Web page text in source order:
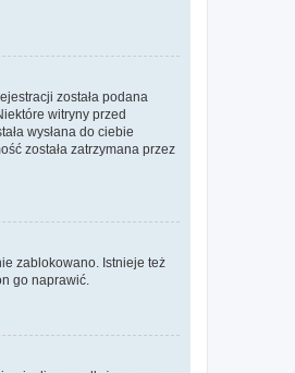
została podana
witryny przed
wysłana do ciebie
została zatrzymana przez
zablokowano. Istnieje też
go naprawić.